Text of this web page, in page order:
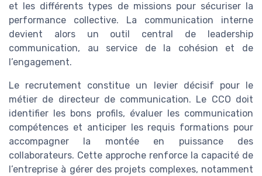
et les différents types de missions pour sécuriser la
performance collective. La communication interne
devient alors un outil central de leadership
communication, au service de la cohésion et de
l’engagement.
Le recrutement constitue un levier décisif pour le
métier de directeur de communication. Le CCO doit
identifier les bons profils, évaluer les communication
compétences et anticiper les requis formations pour
accompagner la montée en puissance des
collaborateurs. Cette approche renforce la capacité de
l’entreprise à gérer des projets complexes, notamment